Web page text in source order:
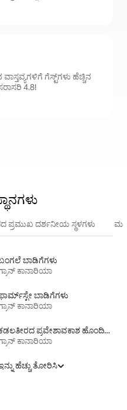
ಗೆಸ್ಟ್‌ಗಳು ಹೆಚ್ಚಿನ
4.8!
ಪ್ರಮುಖ ದರ್ಶನೀಯ ಸ್ಥಳಗಳು
ಬಾಡಿಗೆಗಳು
ಕಾನಾರಿಯಾ
ಬಾಡಿಗೆಗಳು
ಕಾನಾರಿಯಾ
ಕಡಲತೀರದ ಪ್ರವೇಶಾವಕಾಶ ಹೊಂದಿರುವ ವಸತಿ ಬಾಡಿಗೆಗಳು
ಕಾನಾರಿಯಾ
ಹೆಚ್ಚು ತೋರಿಸಿ